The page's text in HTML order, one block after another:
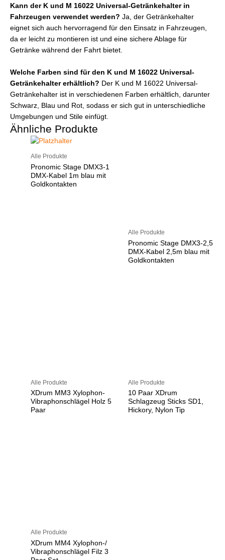
Kann der K und M 16022 Universal-Getränkehalter in
Fahrzeugen verwendet werden? Ja, der Getränkehalter
eignet sich auch hervorragend für den Einsatz in Fahrzeugen,
da er leicht zu montieren ist und eine sichere Ablage für
Getränke während der Fahrt bietet.
Welche Farben sind für den K und M 16022 Universal-
Getränkehalter erhältlich? Der K und M 16022 Universal-
Getränkehalter ist in verschiedenen Farben erhältlich, darunter
Schwarz, Blau und Rot, sodass er sich gut in unterschiedliche
Umgebungen und Stile einfügt.
Ähnliche Produkte
Alle Produkte
Pronomic Stage DMX3-1
DMX-Kabel 1m blau mit
Goldkontakten
Alle Produkte
Pronomic Stage DMX3-2,5
DMX-Kabel 2,5m blau mit
Goldkontakten
Alle Produkte
XDrum MM3 Xylophon-
Vibraphonschlägel Holz 5
Paar
Alle Produkte
10 Paar XDrum
Schlagzeug Sticks SD1,
Hickory, Nylon Tip
Alle Produkte
XDrum MM4 Xylophon-/
Vibraphonschlägel Filz 3